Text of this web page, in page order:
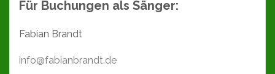
Für Buchungen als Sänger:
Fabian Brandt
info@fabianbrandt.de